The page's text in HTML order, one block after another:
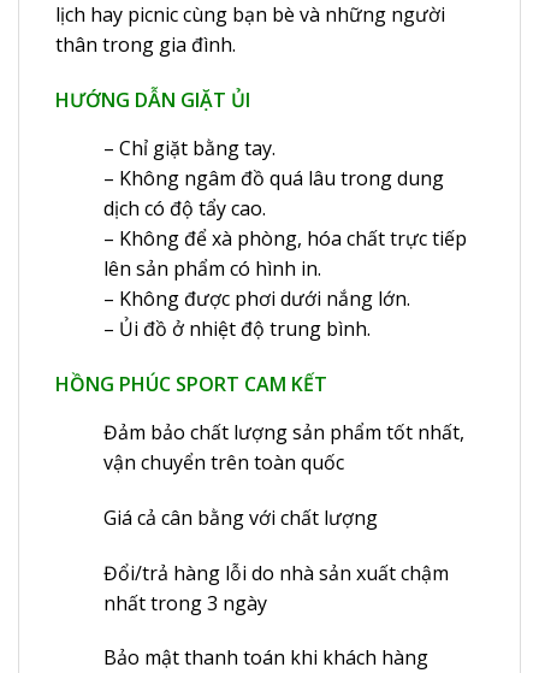
lịch hay picnic cùng bạn bè và những người
thân trong gia đình.
HƯỚNG DẪN GIẶT ỦI
– Chỉ giặt bằng tay.
– Không ngâm đồ quá lâu trong dung
dịch có độ tẩy cao.
– Không để xà phòng, hóa chất trực tiếp
lên sản phẩm có hình in.
– Không được phơi dưới nắng lớn.
– Ủi đồ ở nhiệt độ trung bình.
HỒNG PHÚC SPORT CAM KẾT
Đảm bảo chất lượng sản phẩm tốt nhất,
vận chuyển trên toàn quốc
Giá cả cân bằng với chất lượng
Đổi/trả hàng lỗi do nhà sản xuất chậm
nhất trong 3 ngày
Bảo mật thanh toán khi khách hàng